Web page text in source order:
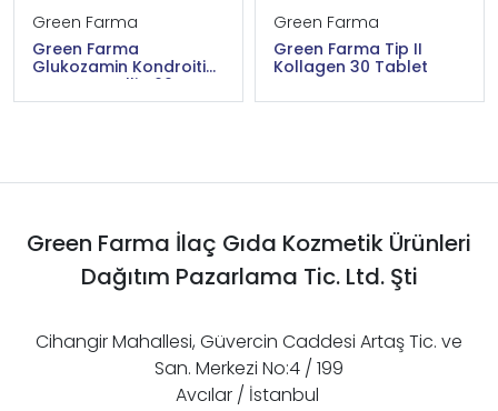
Green Farma
Green Farma
Glukozamin Kondroitin
MSM Boswellia 60
Tablet
Green Farma
Green Farma Tip II
Kollagen 30 Tablet
Green Farma İlaç Gıda Kozmetik Ürünleri
Dağıtım Pazarlama Tic. Ltd. Şti
Cihangir Mahallesi, Güvercin Caddesi Artaş Tic. ve
San. Merkezi No:4 / 199
Avcılar / İstanbul